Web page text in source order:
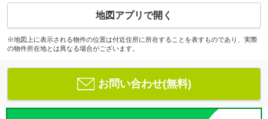
地図アプリで開く
※地図上に表示される物件の位置は付近住所に所在することを表すものであり、実際
の物件所在地とは異なる場合がございます。
お問い合わせ(無料)